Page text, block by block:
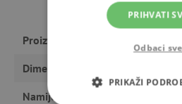
Proizvođač
Dimenzije
Namijenjeno
PRIHVATI
Odbaci sve
PRIKAŽI